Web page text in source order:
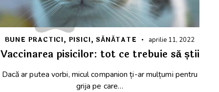
BUNE PRACTICI, PISICI, SĂNĂTATE aprilie 11, 2022
Vaccinarea pisicilor: tot ce trebuie să știi
Dacă ar putea vorbi, micul companion ți-ar mulțumi pentru
grija pe care…